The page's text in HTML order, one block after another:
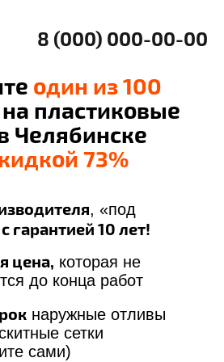
8 (000) 000-00-00
один из 100
пластиковые
Челябинске
73%
, «под
с гарантией 10 лет!
цена, которая не
до конца работ
наружные отливы
сетки
сами)